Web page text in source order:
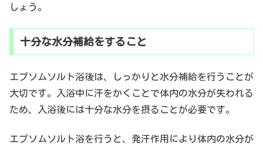
しょう。
十分な水分補給をすること
エプソムソルト浴後は、しっかりと水分補給を行うことが
大切です。入浴中に汗をかくことで体内の水分が失われる
ため、入浴後には十分な水分を摂ることが必要です。
エプソムソルト浴を行うと、発汗作用により体内の水分が